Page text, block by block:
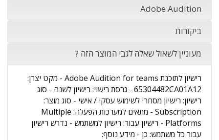
Adobe Audition
ביקורות
מעוניין לשאול שאלה לגבי המוצר הזה ?
רישיון לתוכנת Adobe Audition for teams - מקט יצרן:
65304482CA01A12 - גרסת רישוי: רישיון לשנה - סוג
רישיון: רישיון מסחרי לשימוש עסקי / אישי - סוג מוצר:
Subscription - מתאים למערכות הפעלה: Multiple
Platforms - רישיון עבור: רישיון למשתמש - נדרש רישיון
עבור כל משתמש: כן - מידע נוסף: